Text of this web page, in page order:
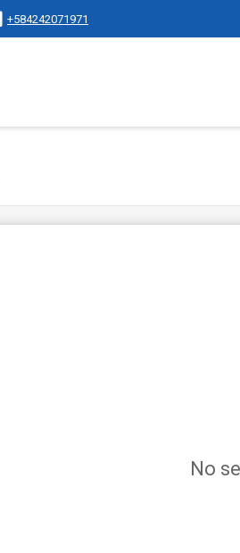
+584242071971
No